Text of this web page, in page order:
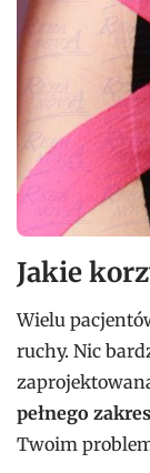
Jakie
Wielu
ruchy. Nic
pełnego
Twoim